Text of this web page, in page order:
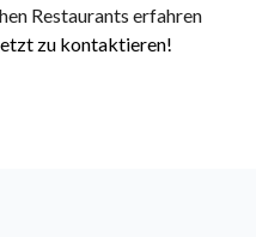
Restaurants erfahren
zu kontaktieren!